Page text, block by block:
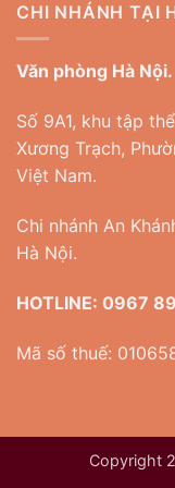
CHI NHÁNH TẠI
Văn phòng Hà Nội.
Số 9A1, khu tập
Xương Trạch,
Việt Nam.
Chi nhánh An
Hà Nội.
HOTLINE: 0967
Mã số thuế:
Copyright